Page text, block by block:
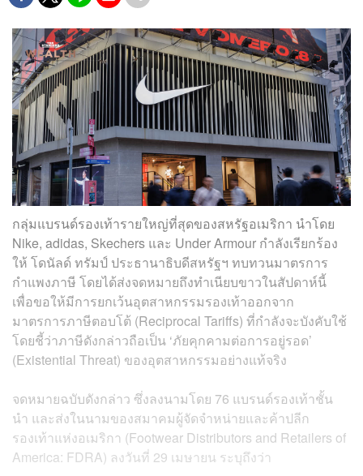
กลุ่มแบรนด์รองเท้ารายใหญ่ที่สุดของสหรัฐอเมริกา นำโดย
Nike, adidas, Skechers และ Under Armour กำลังเรียกร้อง
ให้ โดนัลด์ ทรัมป์ ประธานาธิบดีสหรัฐฯ ทบทวนมาตรการ
กำแพงภาษี โดยได้ส่งจดหมายถึงทำเนียบขาวในสัปดาห์นี้
เพื่อขอให้มีการยกเว้นอุตสาหกรรมรองเท้าออกจาก
มาตรการภาษีตอบโต้ (Reciprocal Tariffs) ที่กำลังจะบังคับใช้
โดยชี้ว่าภาษีดังกล่าวถือเป็น ‘ภัยคุกคามต่อการอยู่รอด’
(Existential Threat) ของอุตสาหกรรมอย่างแท้จริง
จดหมายฉบับดังกล่าว ซึ่งลงนามโดย 76 แบรนด์รองเท้าชั้น
นำ และส่งในนามของสมาคมผู้จัดจำหน่ายและค้าปลีก
รองเท้าแห่งอเมริกา (Footwear Distributors and Retailers of
America: FDRA) ลงวันที่ 29 เมษายน ระบุถึงว่า